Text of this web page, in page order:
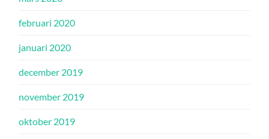
februari 2020
januari 2020
december 2019
november 2019
oktober 2019